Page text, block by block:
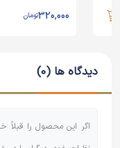
تومان
دیدگاه ها (0)
اگر این محصول را قبلاً